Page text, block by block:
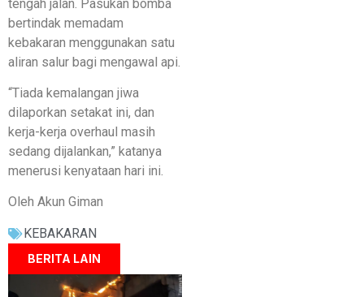
tengah jalan. Pasukan bomba
bertindak memadam
kebakaran menggunakan satu
aliran salur bagi mengawal api.
“Tiada kemalangan jiwa
dilaporkan setakat ini, dan
kerja-kerja overhaul masih
sedang dijalankan,” katanya
menerusi kenyataan hari ini.
Oleh Akun Giman
KEBAKARAN
BERITA LAIN